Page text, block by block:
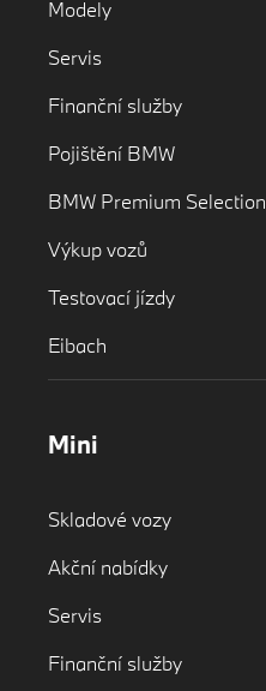
Modely
Servis
Finanční služby
Pojištění BMW
BMW Premium Selection
Výkup vozů
Testovací jízdy
Eibach
Mini
Skladové vozy
Akční nabídky
Servis
Finanční služby